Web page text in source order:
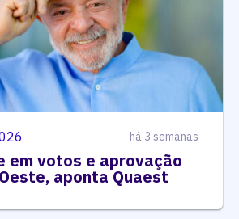
há 3 semanas
em votos e aprovação
aponta Quaest